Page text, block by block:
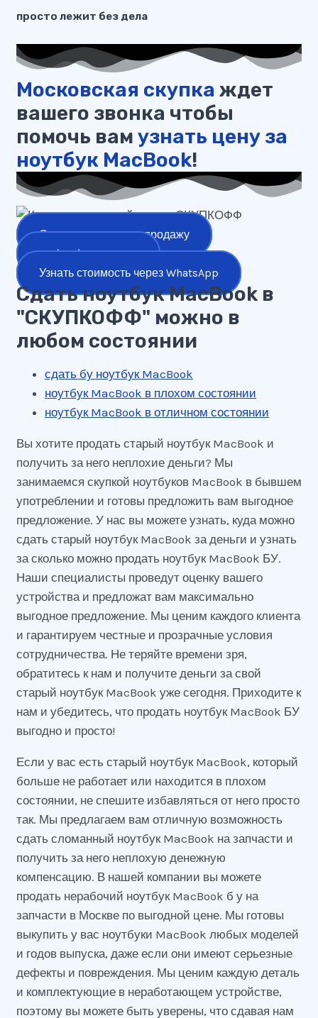
просто лежит без дела
Московская скупка ждет
вашего звонка чтобы
помочь вам узнать цену за
ноутбук MacBook!
Оставить заявку на продажу
+7 (977) 777-25-24
Узнать стоимость через WhatsApp
Сдать ноутбук MacBook в
"СКУПКОФФ" можно в
любом состоянии
сдать бу ноутбук MacBook
ноутбук MacBook в плохом состоянии
ноутбук MacBook в отличном состоянии
Вы хотите продать старый ноутбук MacBook и
получить за него неплохие деньги? Мы
занимаемся скупкой ноутбуков MacBook в бывшем
употреблении и готовы предложить вам выгодное
предложение. У нас вы можете узнать, куда можно
сдать старый ноутбук MacBook за деньги и узнать
за сколько можно продать ноутбук MacBook БУ.
Наши специалисты проведут оценку вашего
устройства и предложат вам максимально
выгодное предложение. Мы ценим каждого клиента
и гарантируем честные и прозрачные условия
сотрудничества. Не теряйте времени зря,
обратитесь к нам и получите деньги за свой
старый ноутбук MacBook уже сегодня. Приходите к
нам и убедитесь, что продать ноутбук MacBook БУ
выгодно и просто!
Если у вас есть старый ноутбук MacBook, который
больше не работает или находится в плохом
состоянии, не спешите избавляться от него просто
так. Мы предлагаем вам отличную возможность
сдать сломанный ноутбук MacBook на запчасти и
получить за него неплохую денежную
компенсацию. В нашей компании вы можете
продать нерабочий ноутбук MacBook б у на
запчасти в Москве по выгодной цене. Мы готовы
выкупить у вас ноутбуки MacBook любых моделей
и годов выпуска, даже если они имеют серьезные
дефекты и повреждения. Мы ценим каждую деталь
и комплектующие в неработающем устройстве,
поэтому вы можете быть уверены, что сдавая нам